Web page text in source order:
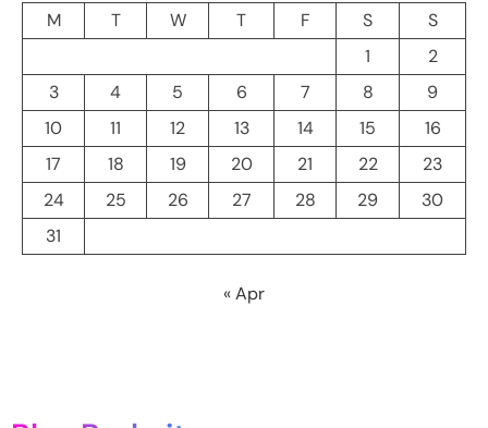
M
T W T F S
S
1
2
3
4 5 6 7 8
9
10
11 12 13 14 15
16
17
18 19 20 21 22
23
24
25 26 27 28 29
30
31
« Apr